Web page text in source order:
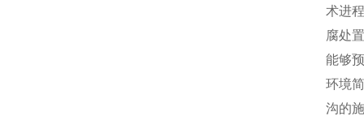
术进
腐处
能够
环境
沟的